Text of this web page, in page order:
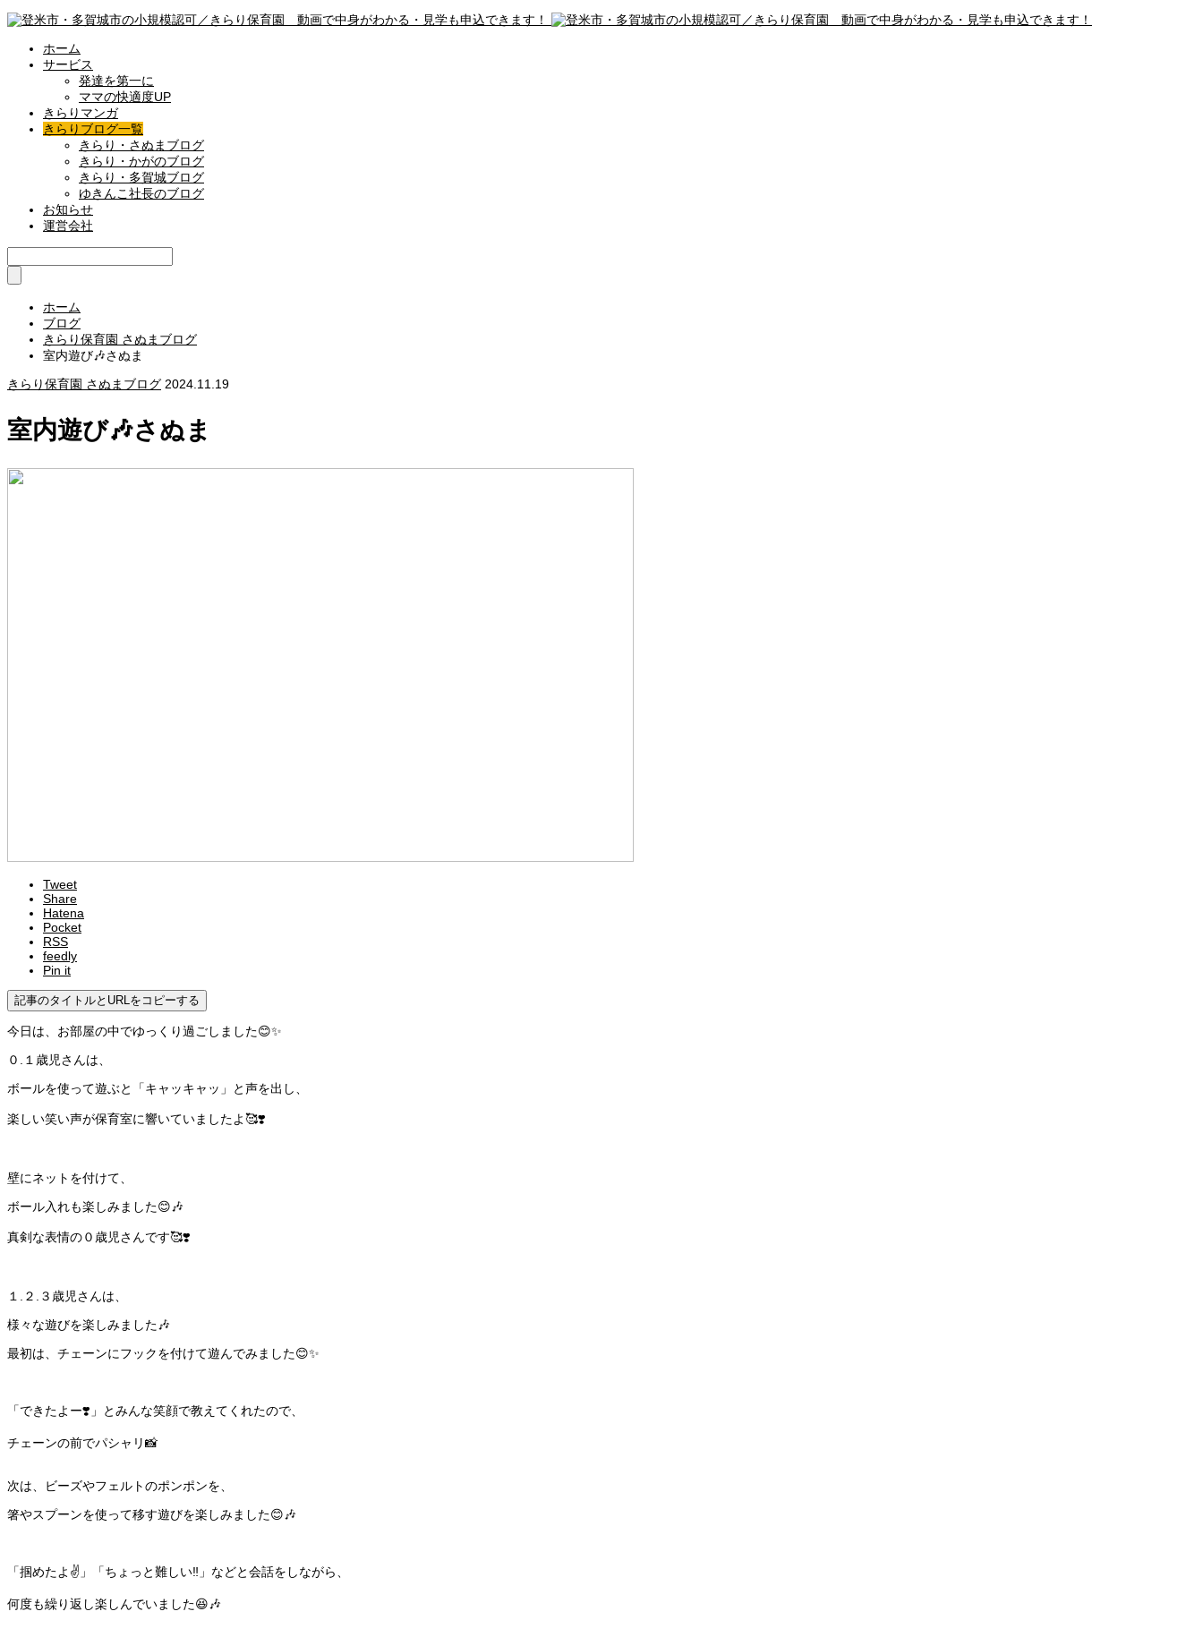
ホーム
サービス
発達を第一に
ママの快適度UP
きらりマンガ
きらりブログ一覧
きらり・さぬまブログ
きらり・かがのブログ
きらり・多賀城ブログ
ゆきんこ社長のブログ
お知らせ
運営会社
ホーム
ブログ
きらり保育園 さぬまブログ
室内遊び🎶さぬま
きらり保育園 さぬまブログ 2024.11.19
室内遊び🎶さぬま
Tweet
Share
Hatena
Pocket
RSS
feedly
Pin it
記事のタイトルとURLをコピーする
今日は、お部屋の中でゆっくり過ごしました😊✨
０.１歳児さんは、
ボールを使って遊ぶと「キャッキャッ」と声を出し、
楽しい笑い声が保育室に響いていましたよ🥰❣️
壁にネットを付けて、
ボール入れも楽しみました😊🎶
真剣な表情の０歳児さんです🥰❣️
１.２.３歳児さんは、
様々な遊びを楽しみました🎶
最初は、チェーンにフックを付けて遊んでみました😊✨
「できたよー❣️」とみんな笑顔で教えてくれたので、
チェーンの前でパシャリ📸
次は、ビーズやフェルトのポンポンを、
箸やスプーンを使って移す遊びを楽しみました😊🎶
「掴めたよ✌️」「ちょっと難しい‼️」などと会話をしながら、
何度も繰り返し楽しんでいました😆🎶